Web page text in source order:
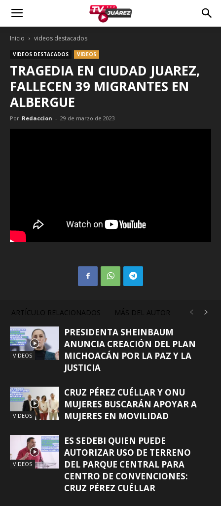
Inicio videos destacados
VIDEOS DESTACADOS VIDEOS
TRAGEDIA EN CIUDAD JUAREZ,
FALLECEN 39 MIGRANTES EN
ALBERGUE
Por Redaccion - 29 de marzo de 2023
ARTÍCULO RELACIONADOS MÁS DEL AUTOR
VIDEOS
PRESIDENTA SHEINBAUM
ANUNCIA CREACIÓN DEL PLAN
MICHOACÁN POR LA PAZ Y LA
JUSTICIA
VIDEOS
CRUZ PÉREZ CUÉLLAR Y ONU
MUJERES BUSCARÁN APOYAR A
MUJERES EN MOVILIDAD
VIDEOS
ES SEDEBI QUIEN PUEDE
AUTORIZAR USO DE TERRENO
DEL PARQUE CENTRAL PARA
CENTRO DE CONVENCIONES:
CRUZ PÉREZ CUÉLLAR